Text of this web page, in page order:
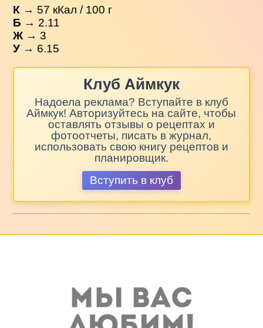
К → 57 кКал / 100 г
Б → 2.11
Ж → 3
У → 6.15
Клуб Аймкук
Надоела реклама? Вступайте в клуб
Аймкук! Авторизуйтесь на сайте, чтобы
оставлять отзывы о рецептах и
фотоотчеты, писать в журнал,
использовать свою книгу рецептов и
планировщик.
Вступить в клуб